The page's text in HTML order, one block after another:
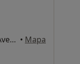
Centro Empresarial Almirante Reis, Avenida Almirante Reis, 114, 7ºB, Lisboa • Mapa